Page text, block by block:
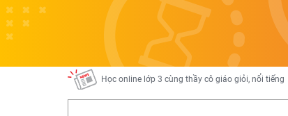
Học online lớp 8 cùng thầy cô giáo giỏi
2K13! Bứt Phá Lớp 5 Năm Học 2023 - 2024
Học online lớp 4 cùng thầy cô giáo giỏi, nổi tiếng
Học online lớp 3 cùng thầy cô giáo giỏi, nổi tiếng
Học online lớp 2 với thầy cô giáo giỏi, nổi tiếng